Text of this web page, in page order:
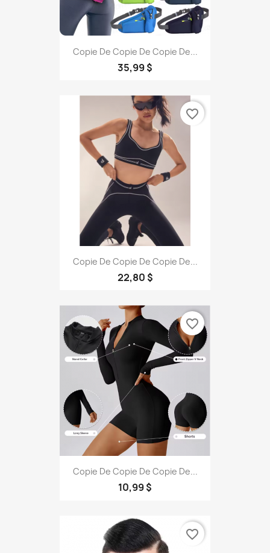
Copie De Copie De Copie De...
35,99 $
Copie De Copie De Copie De...
22,80 $
favorite_border
Copie De Copie De Copie De...
10,99 $
favorite_border
favorite_border